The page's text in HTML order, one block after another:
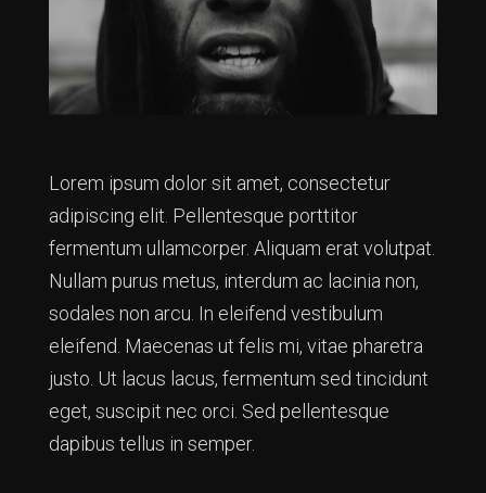
Lorem ipsum dolor sit amet, consectetur
adipiscing elit. Pellentesque porttitor
fermentum ullamcorper. Aliquam erat volutpat.
Nullam purus metus, interdum ac lacinia non,
sodales non arcu. In eleifend vestibulum
eleifend. Maecenas ut felis mi, vitae pharetra
justo. Ut lacus lacus, fermentum sed tincidunt
eget, suscipit nec orci. Sed pellentesque
dapibus tellus in semper.